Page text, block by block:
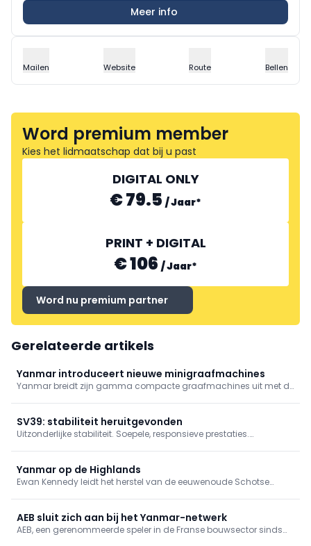
Meer info
Mailen Website Route Bellen
Word premium member
Kies het lidmaatschap dat bij u past
DIGITAL ONLY
€ 79.5 /Jaar*
PRINT + DIGITAL
€ 106 /Jaar*
Word nu premium partner
Gerelateerde artikels
Yanmar introduceert nieuwe minigraafmachines
Yanmar breidt zijn gamma compacte graafmachines uit met de
SV39: stabiliteit heruitgevonden
Uitzonderlijke stabiliteit. Soepele, responsieve prestaties.
meer aankan.
Yanmar op de Highlands
Ewan Kennedy leidt het herstel van de eeuwenoude Schotse
bouwmachines.
AEB sluit zich aan bij het Yanmar-netwerk
AEB, een gerenommeerde speler in de Franse bouwsector sinds